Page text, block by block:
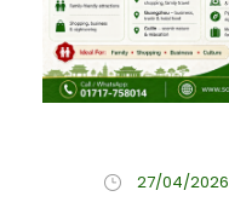
27/04/2026